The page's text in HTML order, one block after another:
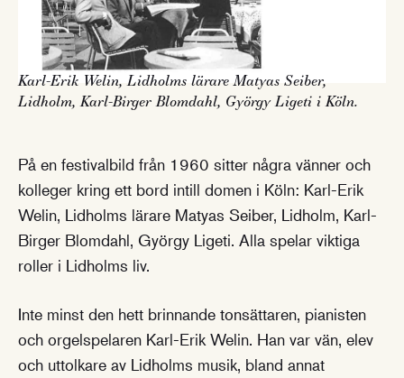
Karl-Erik Welin, Lidholms lärare Matyas Seiber,
Lidholm, Karl-Birger Blomdahl, György Ligeti i Köln.
På en festivalbild från 1960 sitter några vänner och
kolleger kring ett bord intill domen i Köln: Karl-Erik
Welin, Lidholms lärare Matyas Seiber, Lidholm, Karl-
Birger Blomdahl, György Ligeti. Alla spelar viktiga
roller i Lidholms liv.
Inte minst den hett brinnande tonsättaren, pianisten
och orgelspelaren Karl-Erik Welin. Han var vän, elev
och uttolkare av Lidholms musik, bland annat